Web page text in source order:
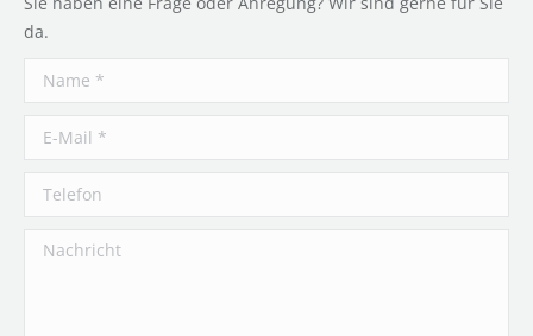
da.
Name *
E-Mail *
Telefon
Nachricht